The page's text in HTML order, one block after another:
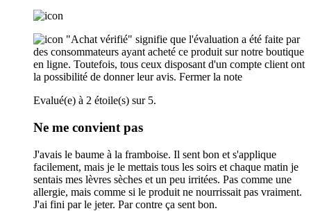
"Achat vérifié" signifie que l'évaluation a été faite par
des consommateurs ayant acheté ce produit sur notre boutique
en ligne. Toutefois, tous ceux disposant d'un compte client ont
la possibilité de donner leur avis. Fermer la note
Evalué(e) à 2 étoile(s) sur 5.
Ne me convient pas
J'avais le baume à la framboise. Il sent bon et s'applique
facilement, mais je le mettais tous les soirs et chaque matin je
sentais mes lèvres sèches et un peu irritées. Pas comme une
allergie, mais comme si le produit ne nourrissait pas vraiment.
J'ai fini par le jeter. Par contre ça sent bon.